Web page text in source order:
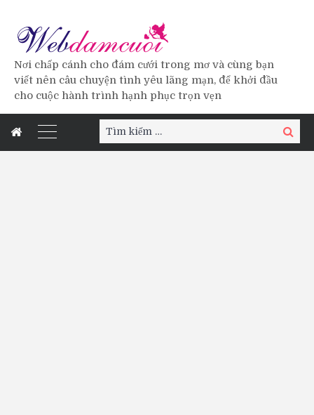
Nơi chấp cánh cho đám cưới trong mơ và cùng bạn
viết nên câu chuyện tình yêu lãng mạn, để khởi đầu
cho cuộc hành trình hạnh phục trọn vẹn
Tìm
kiếm:
Tìm
kiếm